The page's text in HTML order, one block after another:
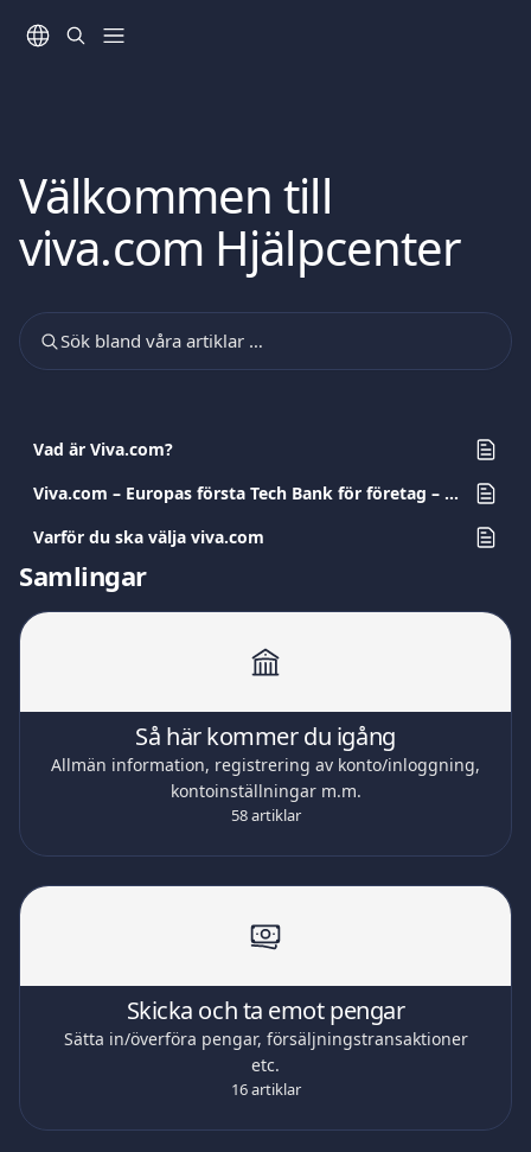
Välkommen till
viva.com Hjälpcenter
Sök bland våra artiklar …
Vad är Viva.com?
Viva.com – Europas första Tech Bank för företag – Vanliga frågor (FAQs)
Varför du ska välja viva.com
Samlingar
Så här kommer du igång
Allmän information, registrering av konto/inloggning,
kontoinställningar m.m.
58 artiklar
Skicka och ta emot pengar
Sätta in/överföra pengar, försäljningstransaktioner
etc.
16 artiklar